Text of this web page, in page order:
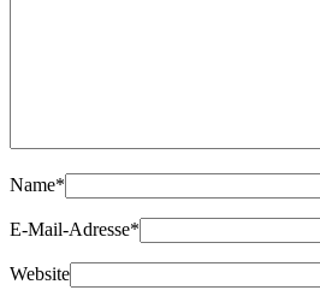
Name*
E-Mail-Adresse*
Website